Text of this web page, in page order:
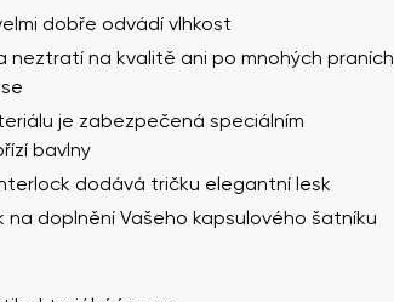
dobře odvádí vlhkost
neztratí na kvalitě ani po mnohých praních
je zabezpečená speciálním
bavlny
dodává tričku elegantní lesk
na doplnění Vašeho kapsulového šatníku